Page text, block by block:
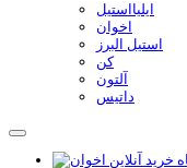
ایلیااستیل
اخوان
استیل البرز
کن
آلتون
داتیس